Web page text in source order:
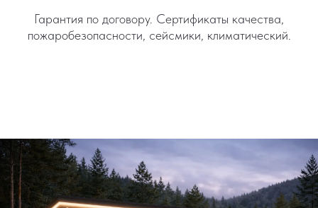
Гарантия по договору. Сертификаты качества,
пожаробезопасности, сейсмики, климатический.